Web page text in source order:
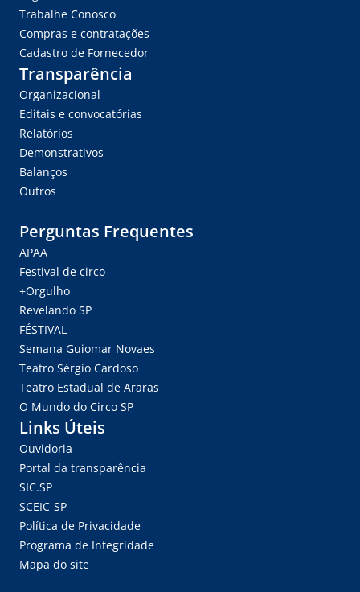
Trabalhe Conosco
Compras e contratações
Cadastro de Fornecedor
Transparência
Organizacional
Editais e convocatórias
Relatórios
Demonstrativos
Balanços
Outros
Perguntas Frequentes
APAA
Festival de circo
+Orgulho
Revelando SP
FÉSTIVAL
Semana Guiomar Novaes
Teatro Sérgio Cardoso
Teatro Estadual de Araras
O Mundo do Circo SP
Links Úteis
Ouvidoria
Portal da transparência
SIC.SP
SCEIC-SP
Política de Privacidade
Programa de Integridade
Mapa do site